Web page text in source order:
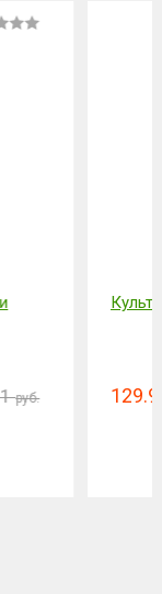
0
155.87